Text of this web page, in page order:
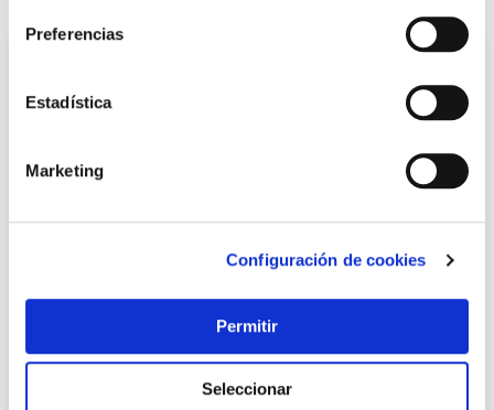
Preferencias
Estadística
Marketing
Configuración de cookies
Permitir
Seleccionar
Horno sobremesa 36l 1500w jata
116,00 €